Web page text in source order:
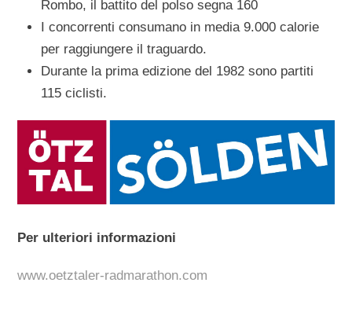
Rombo, il battito del polso segna 160
I concorrenti consumano in media 9.000 calorie
per raggiungere il traguardo.
Durante la prima edizione del 1982 sono partiti
115 ciclisti.
Per ulteriori informazioni
www.oetztaler-radmarathon.com